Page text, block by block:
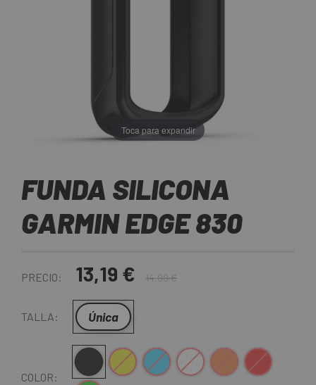
Toca para expandir
FUNDA SILICONA
GARMIN EDGE 830
PRECIO: 13,19 € 14,99 €
TALLA: Única
COLOR:
BlackAmarilloAzul BlancoNaranjaRojo